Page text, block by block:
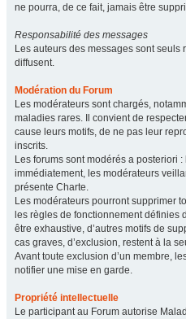
ne pourra, de ce fait, jamais être
Responsabilité des messages
Les auteurs des messages sont
diffusent.
Modération du Forum
Les modérateurs sont chargés,
maladies rares. Il convient de
cause leurs motifs, de ne pas leur
inscrits.
Les forums sont modérés a posteriori
immédiatement, les modérateurs
présente Charte.
Les modérateurs pourront supprimer
les règles de fonctionnement définies
être exhaustive, d’autres motifs de
cas graves, d’exclusion, restent à la
Avant toute exclusion d’un membre,
notifier une mise en garde.
Propriété intellectuelle
Le participant au Forum autorise